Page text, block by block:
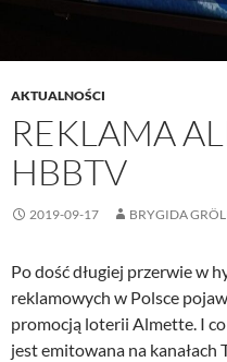
AKTUALNOŚCI
REKLAMA
HBBTV
2019-09-17 BRYGIDA
Po dość długiej przerwie w
reklamowych w Polsce
promocją loterii Almette. I
jest emitowana na kanałach